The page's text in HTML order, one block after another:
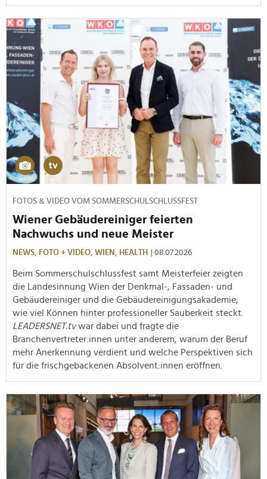
FOTOS & VIDEO VOM SOMMERSCHULSCHLUSSFEST
Wiener Gebäudereiniger feierten
Nachwuchs und neue Meister
NEWS, FOTO + VIDEO, WIEN, HEALTH | 08.07.2026
Beim Sommerschulschlussfest samt Meisterfeier zeigten
die Landesinnung Wien der Denkmal-, Fassaden- und
Gebäudereiniger und die Gebäudereinigungsakademie,
wie viel Können hinter professioneller Sauberkeit steckt.
LEADERSNET.tvwar dabei und fragte die
Branchenvertreter:innen unter anderem, warum der Beruf
mehr Anerkennung verdient und welche Perspektiven sich
für die frischgebackenen Absolvent:innen eröffnen.